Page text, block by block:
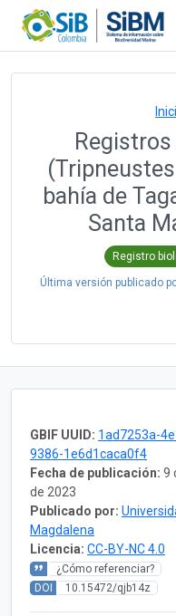
bahía de
Santa
Registro
Última versión publicado
GBIF UUID: 1ad7253a-
9386-1e6d1caca0f4
Fecha de publicación: 9
de 2023
Publicado por:
Magdalena
Licencia: CC-BY-NC 4.0
¿Cómo referenciar?
DOI
10.15472/qjb14z